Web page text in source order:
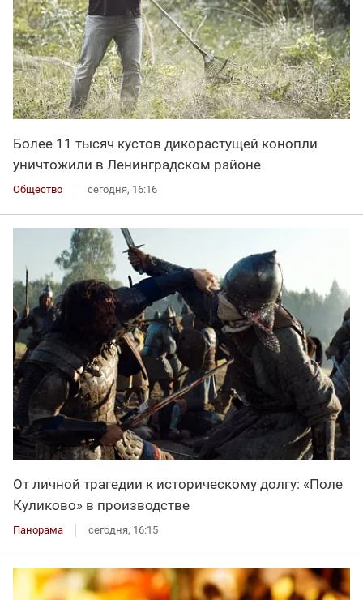
Более 11 тысяч кустов дикорастущей конопли
уничтожили в Ленинградском районе
Общество сегодня, 16:16
От личной трагедии к историческому долгу: «Поле
Куликово» в производстве
Панорама сегодня, 16:15